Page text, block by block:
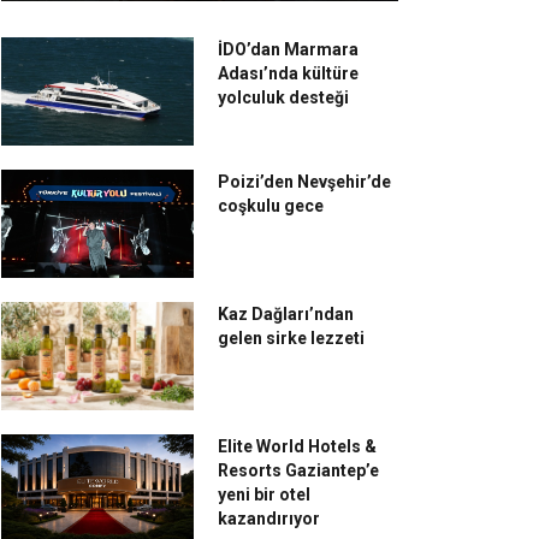
İDO’dan Marmara
Adası’nda kültüre
yolculuk desteği
Poizi’den Nevşehir’de
coşkulu gece
Kaz Dağları’ndan
gelen sirke lezzeti
Elite World Hotels &
Resorts Gaziantep’e
yeni bir otel
kazandırıyor